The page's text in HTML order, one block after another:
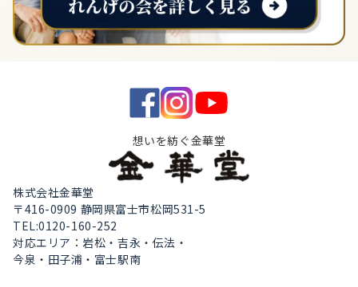
想いを紡ぐ金華堂
株式会社金華堂
〒416-0909 静岡県富士市松岡531-5
TEL:0120-160-252
対応エリア：岩松・吉永・伝法・
今泉・田子浦・富士駅南